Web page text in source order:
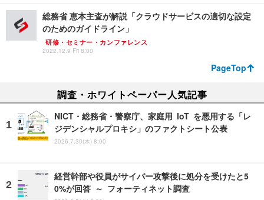
総務省 恵本主査が解説「クラウドサービスの適切な設定
のためのガイドライン」
研修・セミナー・カンファレンス
2022.12.9 Fri 8:00
PageTop
調査・ホワイトペーパー人気記事
NICT・総務省・警察庁、家庭用 IoT を悪用する「レ
ジデンシャルプロキシ」のファクトシート公表
2026.7.30(木) 8:00
経営幹部や役員がサイバー攻撃後に処分を受けたと5
0%が回答 ～ フォーティネット調査